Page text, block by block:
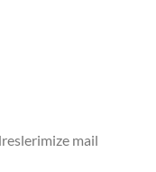
mail